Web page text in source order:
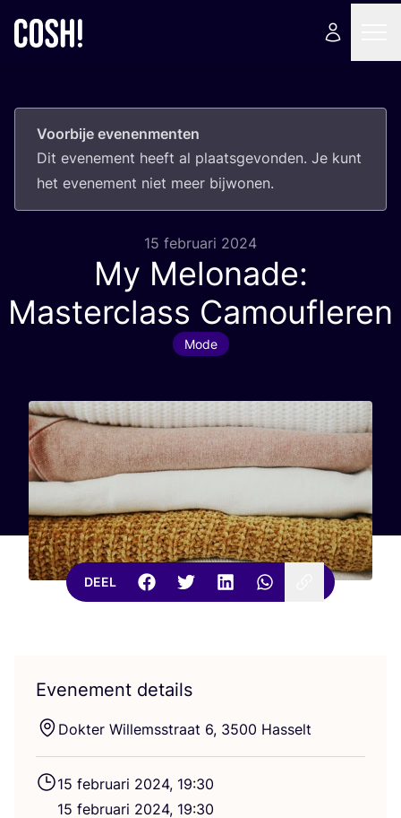
Voorbije evenenmenten
Dit eve­ne­ment heeft al plaats­ge­von­den. Je kunt
het eve­ne­ment niet meer bijwonen.
15 februari 2024
My Melonade:
Masterclass Camoufleren
Mode
DEEL
Evenement details
Dok­ter Wil­lems­straat 6, 3500 Hasselt
15 febru­a­ri 2024, 19:30
15 febru­a­ri 2024, 19:30